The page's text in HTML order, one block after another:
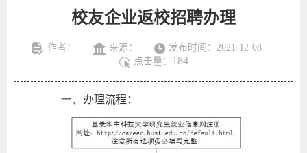
校友企业返校招聘办理
作者： 来源：
发布时间：2021-12-08
点击量：
184
一、 办理流程：